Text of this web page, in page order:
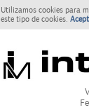
Utilizamos cookies para
este tipo de cookies.